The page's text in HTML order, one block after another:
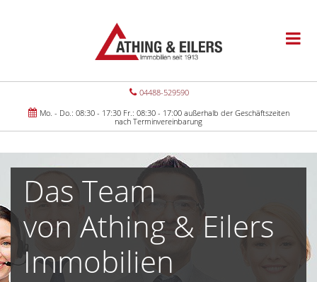
04488-529590
Mo. - Do.: 08:30 - 17:30 Fr.: 08:30 - 17:00 außerhalb der Geschäftszeiten
nach Terminvereinbarung
Das Team
von Athing & Eilers
Immobilien